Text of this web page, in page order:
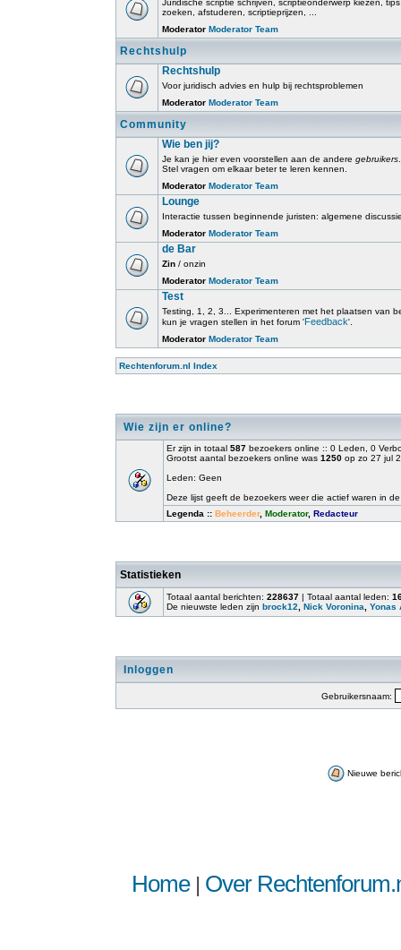
Juridische scriptie schrijven, scriptieonderwerp kiezen,
zoeken, afstuderen, scriptieprijzen, ...
Moderator Moderator Team
Rechtshulp
Rechtshulp
Voor juridisch advies en hulp bij rechtsproblemen
Moderator Moderator Team
Community
Wie ben jij?
Je kan je hier even voorstellen aan de andere gebruikers
Stel vragen om elkaar beter te leren kennen.
Moderator Moderator Team
Lounge
Interactie tussen beginnende juristen: algemene
Moderator Moderator Team
de Bar
Zin / onzin
Moderator Moderator Team
Test
Testing, 1, 2, 3... Experimenteren met het plaatsen van
kun je vragen stellen in het forum 'Feedback'.
Moderator Moderator Team
Rechtenforum.nl Index
Wie zijn er online?
Er zijn in totaal 587 bezoekers online :: 0 Leden, 0
Grootst aantal bezoekers online was 1250 op zo 27 jul
Leden: Geen
Deze lijst geeft de bezoekers weer die actief waren in
Legenda :: Beheerder, Moderator, Redacteur
Statistieken
Totaal aantal berichten: 228637 | Totaal aantal leden:
De nieuwste leden zijn brock12 Nick Voronina Yonas
Inloggen
Gebruikersnaam:
Nieuwe
Home| Over